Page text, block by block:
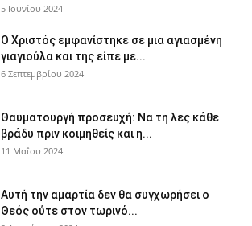
5 Ιουνίου 2024
Ο Χριστός εμφανίστηκε σε μια αγιασμένη
γιαγιούλα και της είπε με...
6 Σεπτεμβρίου 2024
Θαυματουργή προσευχή: Να τη λες κάθε
βράδυ πριν κοιμηθείς και η...
11 Μαΐου 2024
Αυτή την αμαρτία δεν θα συγχωρήσει ο
Θεός ούτε στον τωρινό...